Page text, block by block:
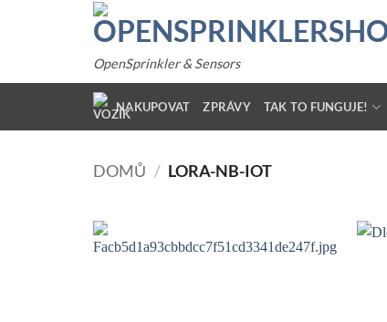
OpenSprinkler & Sensors
NAKUPOVAT ZPRÁVY TAK TO FUNGUJE!
DOMŮ / LORA-NB-IOT